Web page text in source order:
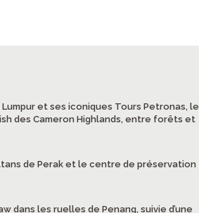
et ses iconiques Tours Petronas, le
des Cameron Highlands, entre forêts et
de Perak et le centre de préservation
dans les ruelles de Penang, suivie d’une